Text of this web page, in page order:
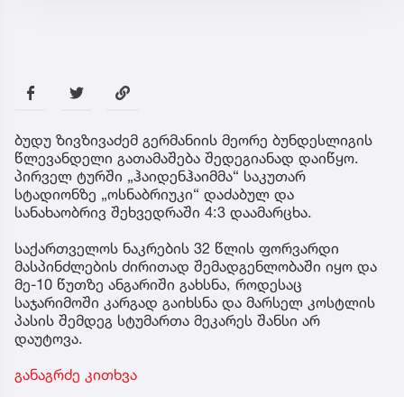
ბუდუ ზივზივაძემ გერმანიის მეორე ბუნდესლიგის
წლევანდელი გათამაშება შედეგიანად დაიწყო.
პირველ ტურში „ჰაიდენჰაიმმა“ საკუთარ
სტადიონზე „ოსნაბრიუკი“ დაძაბულ და
სანახაობრივ შეხვედრაში 4:3 დაამარცხა.
საქართველოს ნაკრების 32 წლის ფორვარდი
მასპინძლების ძირითად შემადგენლობაში იყო და
მე-10 წუთზე ანგარიში გახსნა, როდესაც
საჯარიმოში კარგად გაიხსნა და მარსელ კოსტლის
პასის შემდეგ სტუმართა მეკარეს შანსი არ
დაუტოვა.
განაგრძე კითხვა